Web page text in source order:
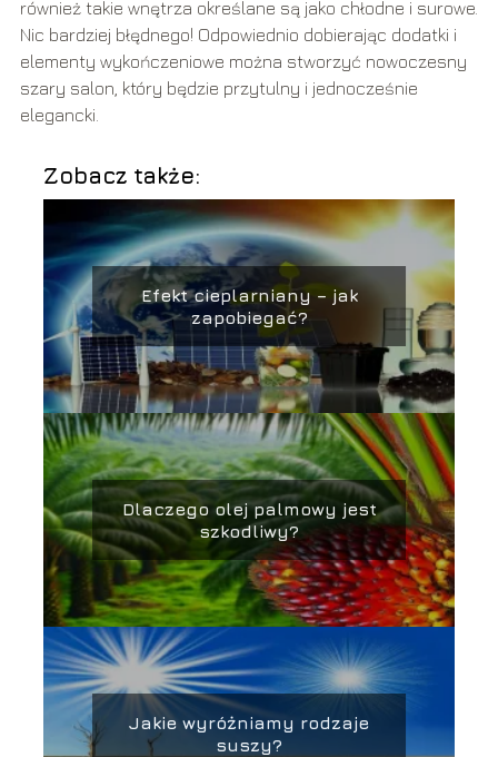
również takie wnętrza określane są jako chłodne i surowe.
Nic bardziej błędnego! Odpowiednio dobierając dodatki i
elementy wykończeniowe można stworzyć nowoczesny
szary salon, który będzie przytulny i jednocześnie
elegancki.
Zobacz także:
Efekt cieplarniany – jak
zapobiegać?
Dlaczego olej palmowy jest
szkodliwy?
Jakie wyróżniamy rodzaje
suszy?